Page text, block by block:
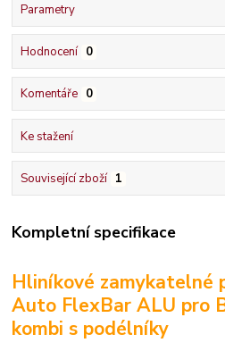
Parametry
Hodnocení 0
Komentáře 0
Ke stažení
Související zboží 1
Kompletní specifikace
Hliníkové zamykatelné
Auto FlexBar ALU pro
kombi s podélníky